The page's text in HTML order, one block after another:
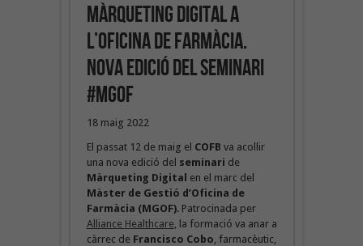
Màrqueting digital a
l’oficina de farmàcia.
Nova edició del seminari
#MGOF
18 maig 2022
El passat 12 de maig el COFB va acollir
una nova edició del seminari de
Màrqueting Digital en el marc del
Màster de Gestió d’Oficina de
Farmàcia (MGOF). Patrocinada per
Alliance Healthcare , la formació va anar a
càrrec de Francisco Cobo , farmacèutic,